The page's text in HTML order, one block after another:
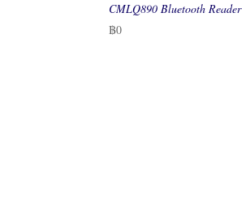
CMLQ890 Bluetooth Reader
฿0